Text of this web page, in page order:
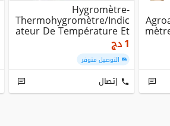
Hygromètre-
Thermohygromètre/Indic
Ateur De Température Et
Humidité
1دج
التوصيل متوفر
إتصال